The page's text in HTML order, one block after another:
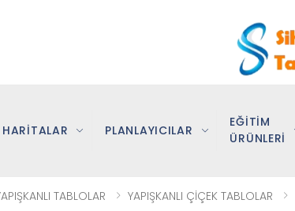
HARİTALAR PLANLAYICILAR
EĞİTİM
ÜRÜNLERİ
TABLOLAR YAPIŞKANLI ÇİÇEK TABLOLAR